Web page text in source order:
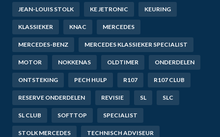
JEAN-LOUIS STOLK KE JETRONIC KEURING
KLASSIEKER KNAC MERCEDES
MERCEDES-BENZ MERCEDES KLASSIEKER SPECIALIST
MOTOR NOKKENAS OLDTIMER ONDERDELEN
ONTSTEKING PECH HULP R107 R107 CLUB
RESERVE ONDERDELEN REVISIE SL SLC
SL CLUB SOFTTOP SPECIALIST
STOLK MERCEDES TECHNISCH ADVISEUR